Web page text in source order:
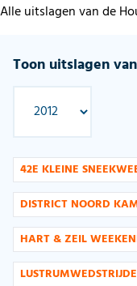
Alle uitslagen van de
Toon uitslagen van
42E KLEINE
DISTRICT NOORD
HART & ZEIL